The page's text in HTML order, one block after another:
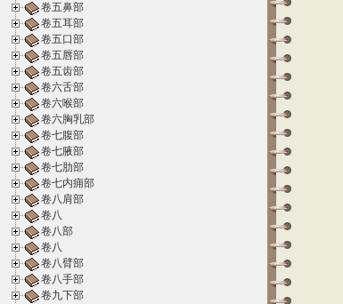
卷五鼻部
卷五耳部
卷五口部
卷五唇部
卷五齿部
卷六舌部
卷六喉部
卷六胸乳部
卷七腹部
卷七腋部
卷七肋部
卷七内痈部
卷八肩部
卷八
卷八部
卷八
卷八臂部
卷八手部
卷九下部